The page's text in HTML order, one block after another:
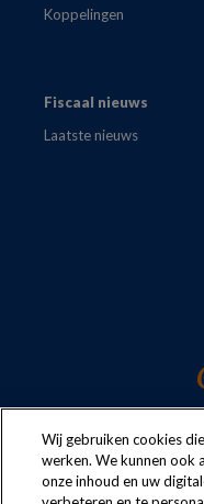
Koppelingen
Fiscaal nieuws
Laatste nieuws
Wij gebruiken cookies
werken. We kunnen ook
onze inhoud en uw